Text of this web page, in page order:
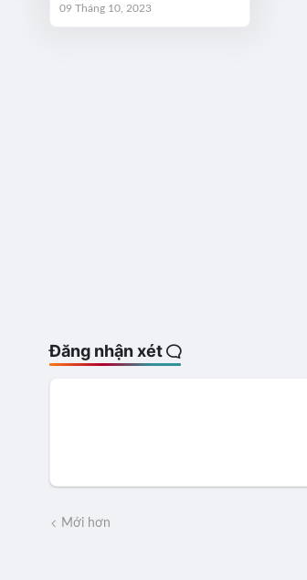
09 Tháng 10, 2023
Đăng nhận xét
Mới hơn